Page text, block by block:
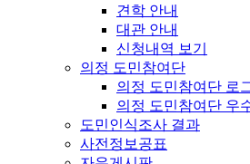
견학 안내
대관 안내
신청내역 보기
의정 도민참여단
의정 도민참여단 로
의정 도민참여단 우
도민인식조사 결과
사전정보공표